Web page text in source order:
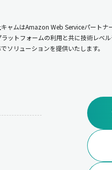
ャムはAmazon Web Serviceパートナ
ラットフォームの利用と共に技術レベ
ソリューションを提供いたします。